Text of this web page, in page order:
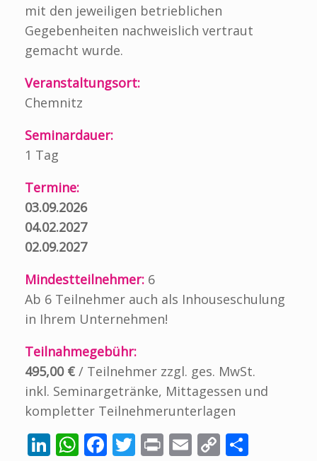
mit den jeweiligen betrieblichen
Gegebenheiten nachweislich vertraut
gemacht wurde.
Veranstaltungsort:
Chemnitz
Seminardauer:
1 Tag
Termine:
03.09.2026
04.02.2027
02.09.2027
Mindestteilnehmer: 6
Ab 6 Teilnehmer auch als Inhouseschulung
in Ihrem Unternehmen!
Teilnahmegebühr:
495,00 € / Teilnehmer zzgl. ges. MwSt.
inkl. Seminargetränke, Mittagessen und
kompletter Teilnehmerunterlagen
Li W F T Pr E C